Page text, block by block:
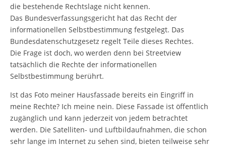
die bestehende Rechtslage nicht kennen.
Das Bundesverfassungsgericht hat das Recht der
informationellen Selbstbestimmung festgelegt. Das
Bundesdatenschutzgesetz regelt Teile dieses Rechtes.
Die Frage ist doch, wo werden denn bei Streetview
tatsächlich die Rechte der informationellen
Selbstbestimmung berührt.
Ist das Foto meiner Hausfassade bereits ein Eingriff in
meine Rechte? Ich meine nein. Diese Fassade ist öffentlich
zugänglich und kann jederzeit von jedem betrachtet
werden. Die Satelliten- und Luftbildaufnahmen, die schon
sehr lange im Internet zu sehen sind, bieten teilweise sehr